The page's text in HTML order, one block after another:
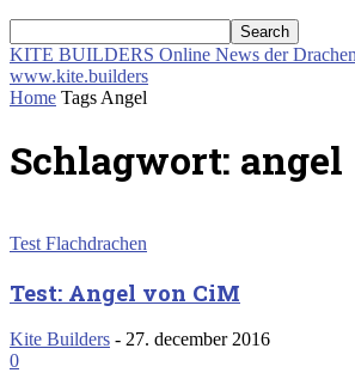
KITE BUILDERS Online News der
www.kite.builders
Home Tags Angel
Schlagwort: angel
Test Flachdrachen
Test: Angel von CiM
Kite Builders - 27. december 2016
0